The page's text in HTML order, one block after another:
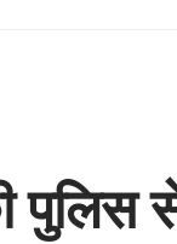
पुलिस